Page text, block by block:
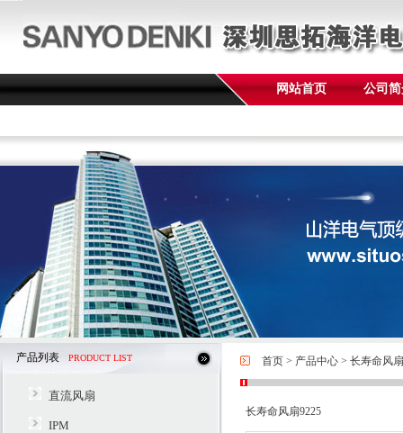
网站首页 公司简
产品列表 PRODUCT LIST
直流风扇
IPM
首页 > 产品中心 > 长寿命风扇
长寿命风扇9225